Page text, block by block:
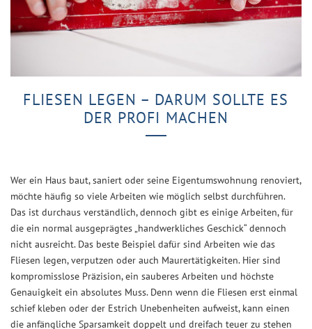
FLIESEN LEGEN – DARUM SOLLTE ES
DER PROFI MACHEN
Wer ein Haus baut, saniert oder seine Eigentumswohnung renoviert,
möchte häufig so viele Arbeiten wie möglich selbst durchführen.
Das ist durchaus verständlich, dennoch gibt es einige Arbeiten, für
die ein normal ausgeprägtes „handwerkliches Geschick“ dennoch
nicht ausreicht. Das beste Beispiel dafür sind Arbeiten wie das
Fliesen legen, verputzen oder auch Maurertätigkeiten. Hier sind
kompromisslose Präzision, ein sauberes Arbeiten und höchste
Genauigkeit ein absolutes Muss. Denn wenn die Fliesen erst einmal
schief kleben oder der Estrich Unebenheiten aufweist, kann einen
die anfängliche Sparsamkeit doppelt und dreifach teuer zu stehen